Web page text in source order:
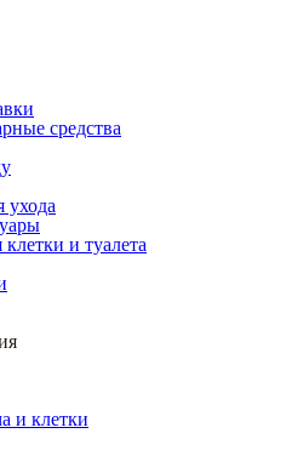
средства
ухода
и туалета
и клетки